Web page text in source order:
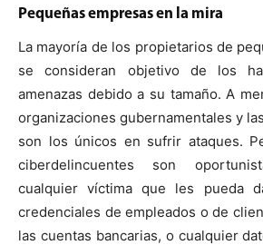
Pequeñas empresas en la mira
La mayoría de los propietarios de
se consideran objetivo de los
amenazas debido a su tamaño. A
organizaciones gubernamentales y
son los únicos en sufrir ataques.
ciberdelincuentes son
cualquier víctima que les pueda
credenciales de empleados o de
las cuentas bancarias, o cualquier